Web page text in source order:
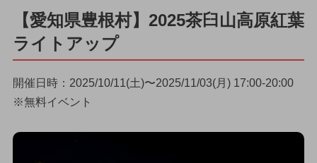
【愛知県豊根村】2025茶臼山高原紅葉
ライトアップ
開催日時：2025/10/11(土)〜2025/11/03(月) 17:00-20:00
※無料イベント